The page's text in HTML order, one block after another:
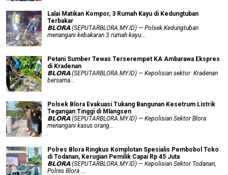
Lalai Matikan Kompor, 3 Rumah Kayu di Kedungtuban
Terbakar
𝗕𝗟𝗢𝗥𝗔 (SEPUTARBLORA.MY.ID) — Polsek Kedungtuban
menangani kebakaran 3 rumah kayu...
Petani Sumber Tewas Terserempet KA Ambarawa Ekspres
di Kradenan
𝗕𝗟𝗢𝗥𝗔 (SEPUTARBLORA.MY.ID) — Kepolisian sektor Kradenan
bersama...
Polsek Blora Evakuasi Tukang Bangunan Kesetrum Listrik
Tegangan Tinggi di Mlangsen
𝗕𝗟𝗢𝗥𝗔 (SEPUTARBLORA.MY.ID) — Kepolisian Sektor Blora
menangani kasus orang...
Polres Blora Ringkus Komplotan Spesialis Pembobol Toko
di Todanan, Kerugian Pemilik Capai Rp 45 Juta
𝗕𝗟𝗢𝗥𝗔 (SEPUTARBLORA.MY.ID) — Kepolisian Sektor Todanan,
Polres Blora ...